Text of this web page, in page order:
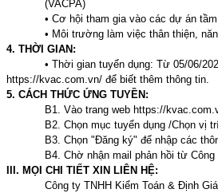
(VACPA)
• Cơ hội tham gia vào các dự án
• Môi trường làm việc thân thiện,
4. THỜI GIAN:
• Thời gian tuyển dụng: Từ 05/06/
https://kvac.com.vn/ để biết thêm thông tin.
5. CÁCH THỨC ỨNG TUYỀN:
B1. Vào trang web https://
B2. Chọn mục tuyển dụng /Chọn vị
B3. Chọn "Đăng ký" để nhập các
B4. Chờ nhận mail phản hồi từ Công
III. MỌI CHI TIẾT XIN LIÊN HỆ:
Công ty TNHH Kiểm Toán & Định